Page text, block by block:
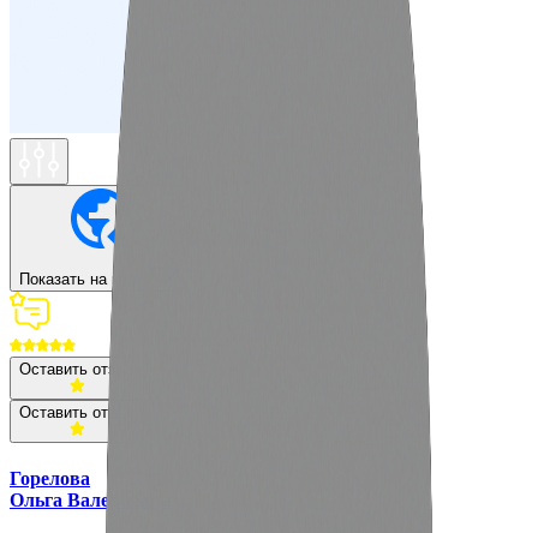
Показать на карте
Оставить отзыв
Оставить отзыв
Горелова
Ольга Валериевна